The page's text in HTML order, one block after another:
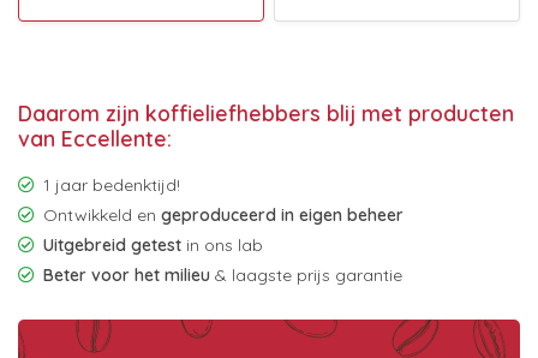
Daarom zijn koffieliefhebbers blij met producten
van Eccellente:
1 jaar bedenktijd!
Ontwikkeld en geproduceerd in eigen beheer
Uitgebreid getest in ons lab
Beter voor het milieu & laagste prijs garantie